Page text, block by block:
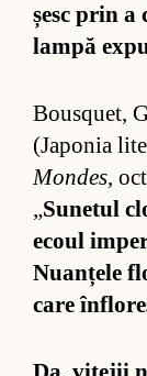
șesc prin a
lampă
Bo­us­qu­et,
(Ja­po­nia
Mondes,
„Su­ne­tul
ecoul
Nu­an­țele
care